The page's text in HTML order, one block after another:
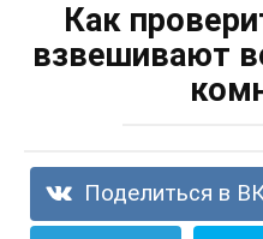
Как
взвешивают
Поделиться в